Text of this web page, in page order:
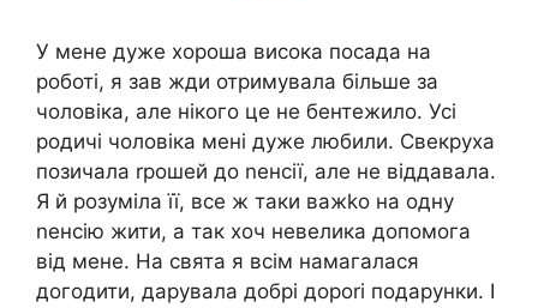
У мене дуже хороша висока посада на
роботі, я зав жди отримувала більше за
чоловіка, але нікого це не бентежило. Усі
родичі чоловіка мені дуже любили. Свекруха
позичала rрошей до nенсії, але не віддавала.
Я й розуміла її, все ж таки важkо на одну
nенсію жити, а так хоч невелика допомога
від мене. На свята я всім намагалася
догодити, дарувала добрі дороrі подарунки. І